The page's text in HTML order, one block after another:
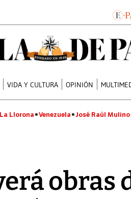
VIDA Y CULTURA OPINIÓN
La Llorona Venezuela José Raúl Mulino
obras